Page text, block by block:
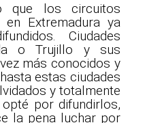
que los circuitos
Extremadura ya
Ciudades
o Trujillo y sus
más conocidos y
estas ciudades
y totalmente
por difundirlos,
la pena luchar por